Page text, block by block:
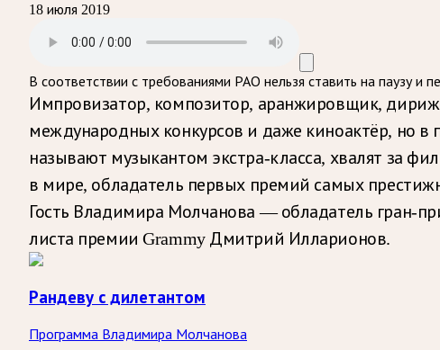
18 июля 2019
В соответствии с требованиями РАО нельзя ставить на паузу и
Импровизатор, композитор, аранжировщик,
международных конкурсов и даже киноактёр, но
называют музыкантом экстра-класса, хвалят за
в мире, обладатель первых премий самых
Гость Владимира Молчанова — обладатель гран-
листа премии Grammy Дмитрий Илларионов.
Рандеву с дилетантом
Программа Владимира Молчанова